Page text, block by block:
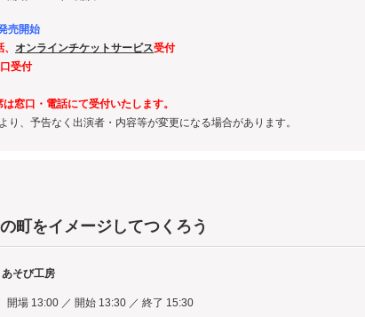
売開始
オンラインチケットサービス受付
受付
窓口・電話にて受付いたします。
り、予告なく出演者・内容等が変更になる場合があります。
町をイメージしてつくろう
そび工房
開場 13:00 ／ 開始 13:30 ／ 終了 15:30